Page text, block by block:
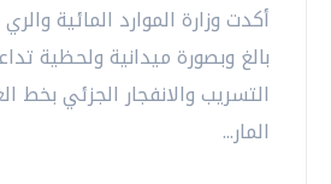
أكدت وزارة الموارد المائية
بالغ وبصورة ميدانية ولحظية
التسريب والانفجار الجزئي بخط
المار...